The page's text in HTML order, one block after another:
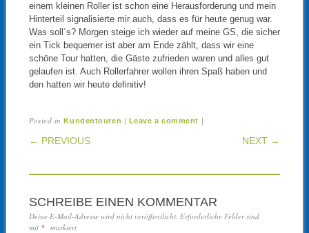
einem kleinen Roller ist schon eine Herausforderung und mein
Hinterteil signalisierte mir auch, dass es für heute genug war.
Was soll´s? Morgen steige ich wieder auf meine GS, die sicher
ein Tick bequemer ist aber am Ende zählt, dass wir eine
schöne Tour hatten, die Gäste zufrieden waren und alles gut
gelaufen ist. Auch Rollerfahrer wollen ihren Spaß haben und
den hatten wir heute definitiv!
Posted inKundentouren | Leave a comment |
POST NAVIGATION
← PREVIOUS NEXT →
SCHREIBE EINEN KOMMENTAR
Deine E-Mail-Adresse wird nicht veröffentlicht. Erforderliche Felder sind
mit * markiert